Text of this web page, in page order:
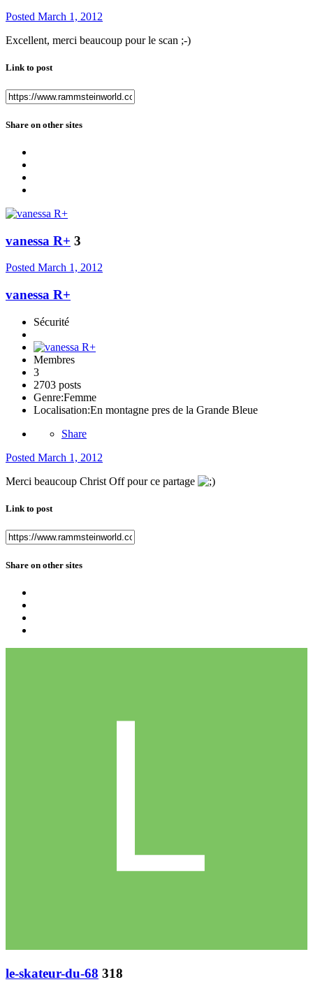
Posted March 1, 2012
Excellent, merci beaucoup pour le scan ;-)
Link to post
Share on other sites
vanessa R+ 3
Posted March 1, 2012
vanessa R+
Sécurité
Membres
3
2703 posts
Genre:Femme
Localisation:En montagne pres de la Grande Bleue
Share
Posted March 1, 2012
Merci beaucoup Christ Off pour ce partage
Link to post
Share on other sites
le-skateur-du-68 318